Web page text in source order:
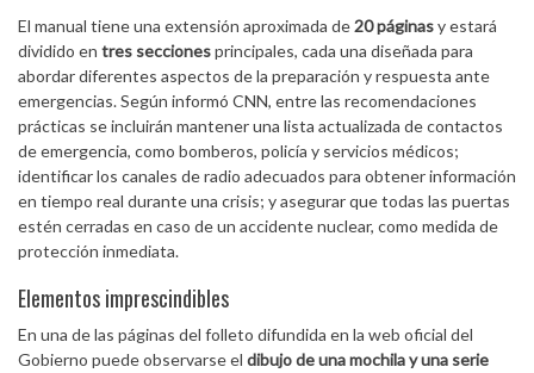
El manual tiene una extensión aproximada de20 páginasy estará
dividido en tres seccionesprincipales, cada una diseñada para
abordar diferentes aspectos de la preparación y respuesta ante
emergencias. Según informó CNN, entre las recomendaciones
prácticas se incluirán mantener una lista actualizada de contactos
de emergencia, como bomberos, policía y servicios médicos;
identificar los canales de radio adecuados para obtener información
en tiempo real durante una crisis; y asegurar que todas las puertas
estén cerradas en caso de un accidente nuclear, como medida de
protección inmediata.
Elementos imprescindibles
En una de las páginas del folleto difundida en la web oficial del
Gobierno puede observarse el dibujo de una mochila y una serie